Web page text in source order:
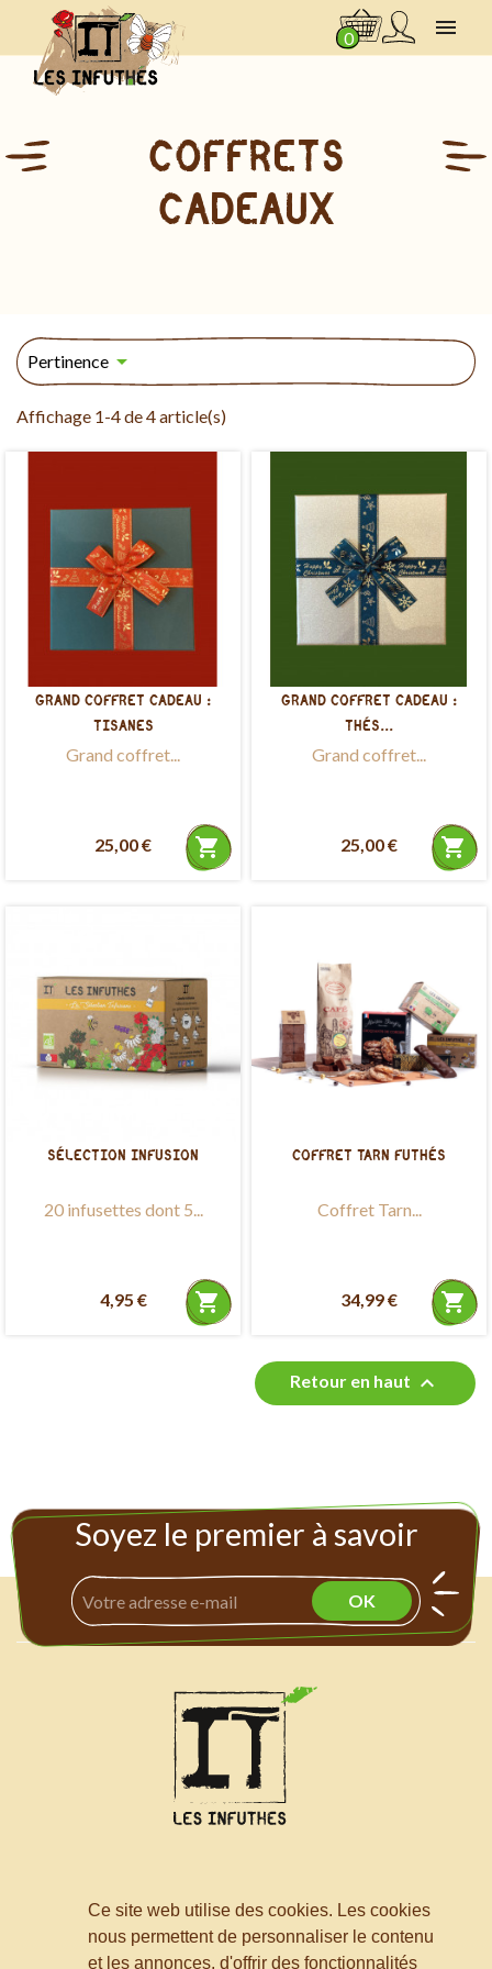
Ce site web utilise des cookies. Les cookies
nous permettent de personnaliser le contenu
et les annonces, d'offrir des fonctionnalités
0 
COFFRETS
CADEAUX
Pertinence 
Affichage 1-4 de 4 article(s)
GRAND COFFRET CADEAU :
TISANES
Grand coffret...
25,00 € shopping_cart
GRAND COFFRET CADEAU :
THÉS...
Grand coffret...
25,00 € shopping_cart
SÉLECTION INFUSION
20 infusettes dont 5...
4,95 € shopping_cart
COFFRET TARN FUTHÉS
Coffret Tarn...
34,99 € shopping_cart
Retour en haut 
Soyez le premier à savoir
Les infusions et thés 